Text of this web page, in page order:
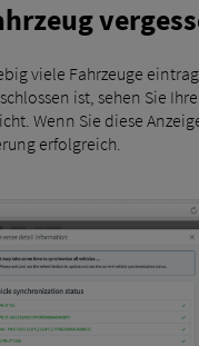
viele Fahrzeuge
ist, sehen Sie
Wenn Sie diese
erfolgreich.